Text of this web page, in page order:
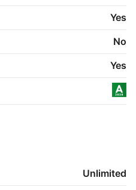
Yes
No
Yes
Unlimited